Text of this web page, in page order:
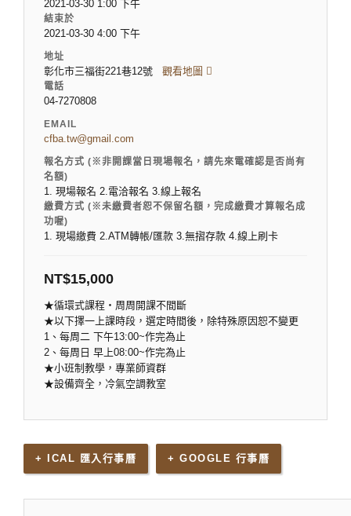
2021-03-30 1:00 下午
結束於
2021-03-30 4:00 下午
地址
彰化市三福街221巷12號 觀看地圖
電話
04-7270808
EMAIL
cfba.tw@gmail.com
報名方式 (※非開課當日現場報名，請先來電確認是否尚有
名額)
1. 現場報名 2.電洽報名 3.線上報名
繳費方式 (※未繳費者恕不保留名額，完成繳費才算報名成
功喔)
1. 現場繳費 2.ATM轉帳/匯款 3.無摺存款 4.線上刷卡
NT$15,000
★循環式課程‧周周開課不間斷
★以下擇一上課時段，選定時間後，除特殊原因恕不變更
1、每周二 下午13:00~作完為止
2、每周日 早上08:00~作完為止
★小班制教學，專業師資群
★設備齊全，冷氣空調教室
+ ICAL 匯入行事曆 + GOOGLE 行事曆